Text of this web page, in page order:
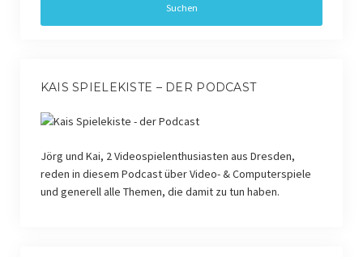
KAIS SPIELEKISTE – DER PODCAST
Jörg und Kai, 2 Videospielenthusiasten aus Dresden,
reden in diesem Podcast über Video- & Computerspiele
und generell alle Themen, die damit zu tun haben.